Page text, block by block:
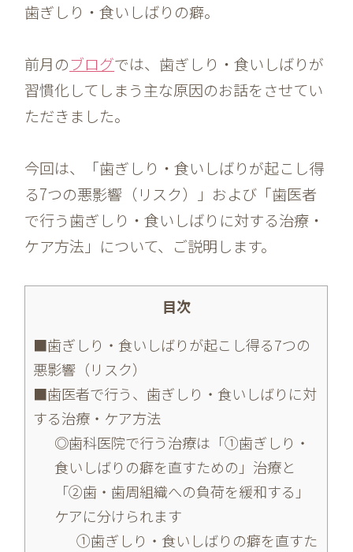
歯ぎしり・食いしばりの癖。
前月のブログでは、歯ぎしり・食いしばりが
習慣化してしまう主な原因のお話をさせてい
ただきました。
今回は、「歯ぎしり・食いしばりが起こし得
る7つの悪影響（リスク）」および「歯医者
で行う歯ぎしり・食いしばりに対する治療・
ケア方法」について、ご説明します。
目次
■歯ぎしり・食いしばりが起こし得る7つの
悪影響（リスク）
■歯医者で行う、歯ぎしり・食いしばりに対
する治療・ケア方法
◎歯科医院で行う治療は「①歯ぎしり・
食いしばりの癖を直すための」治療と
「②歯・歯周組織への負荷を緩和する」
ケアに分けられます
①歯ぎしり・食いしばりの癖を直すた